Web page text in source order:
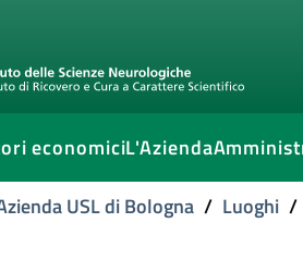
economiciL'Azienda
USL di Bologna / Luoghi /